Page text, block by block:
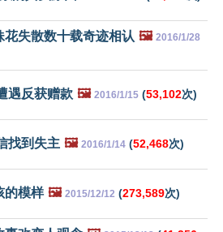
失散数十载奇迹相认 🖼️ 2016/1/28
遇反获赠款 🖼️ 2016/1/15 (53,102次)
找到失主 🖼️ 2016/1/14 (52,468次)
的模样 🖼️ 2015/12/12 (273,589次)